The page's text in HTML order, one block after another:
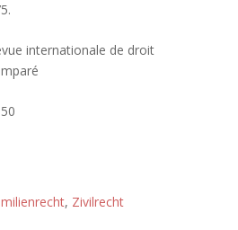
internationale de droit
, Zivilrecht